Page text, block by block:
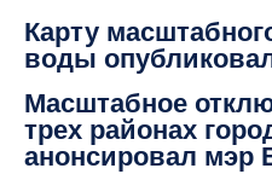
Карту
воды
Масштабное
трех районах
анонсировал мэр